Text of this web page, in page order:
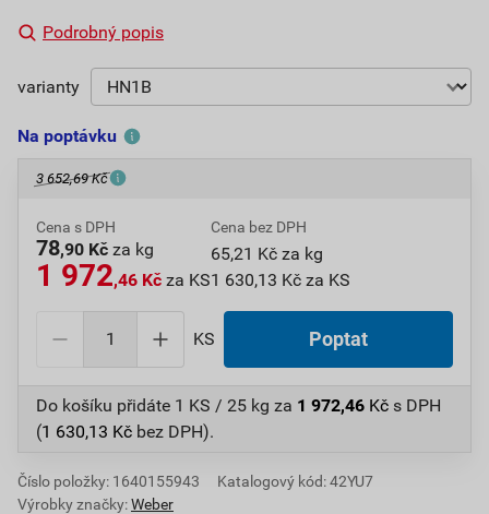
Podrobný popis
varianty
Na poptávku
3 652,69 Kč
Cena s DPH
78,90 Kč za kg
1 972,46 Kč za KS
Cena bez DPH
65,21 Kč za kg
1 630,13 Kč za KS
KS Poptat
Do košíku přidáte 1 KS / 25 kg za 1 972,46 Kč s DPH
(1 630,13 Kč bez DPH).
Číslo položky: 1640155943
Katalogový kód: 42YU7
Výrobky značky:Weber